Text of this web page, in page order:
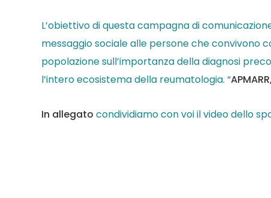
L’obiettivo di questa campagna di
messaggio sociale alle persone che convivono
popolazione sull’importanza della diagnosi
l’intero ecosistema della reumatologia. “
In allegato condividiamo con voi il video dello